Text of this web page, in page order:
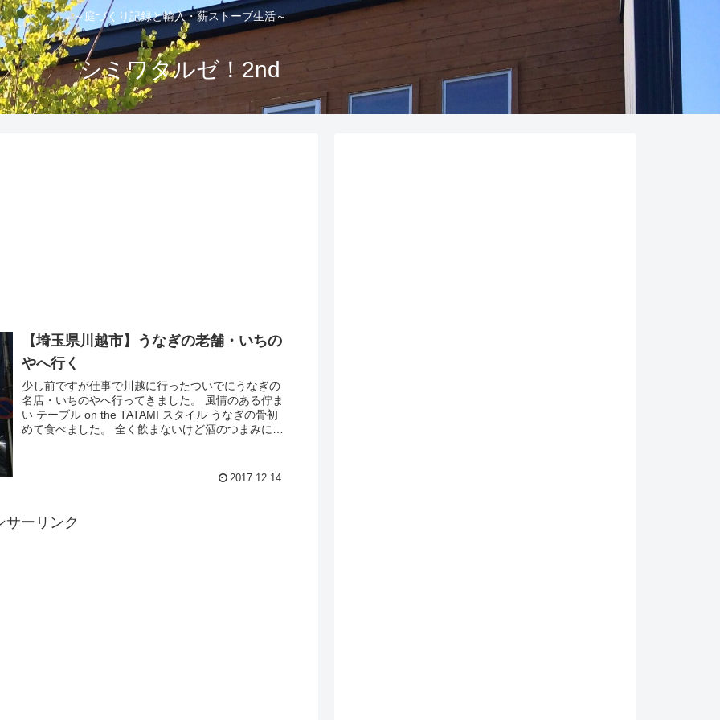
～庭づくり記録と輸入・薪ストーブ生活～
シミワタルゼ！2nd
【埼玉県川越市】うなぎの老舗・いちの
やへ行く
少し前ですが仕事で川越に行ったついでにうなぎの
名店・いちのやへ行ってきました。 風情のある佇ま
い テーブル on the TATAMI スタイル うなぎの骨初
めて食べました。 全く飲まないけど酒のつまみに良
2017.12.14
サーリンク